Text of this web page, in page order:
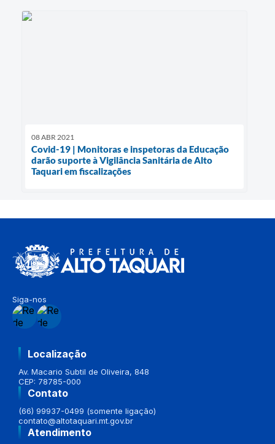
08 ABR 2021
Covid-19 | Monitoras e inspetoras da Educação
darão suporte à Vigilância Sanitária de Alto
Taquari em fiscalizações
Siga-nos
Localização
Av. Macario Subtil de Oliveira, 848
CEP: 78785-000
Contato
(66) 99937-0499 (somente ligação)
contato@altotaquari.mt.gov.br
Atendimento